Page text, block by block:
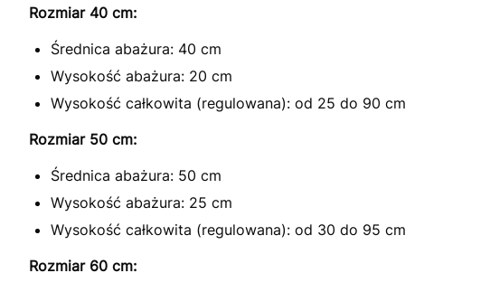
Rozmiar 40 cm:
Średnica abażura: 40 cm
Wysokość abażura: 20 cm
Wysokość całkowita (regulowana): od 25 do 90 cm
Rozmiar 50 cm:
Średnica abażura: 50 cm
Wysokość abażura: 25 cm
Wysokość całkowita (regulowana): od 30 do 95 cm
Rozmiar 60 cm: